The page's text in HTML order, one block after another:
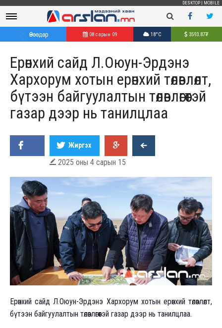
DESKTOP MOBILE
Өнөөдөр 08 сарын 09 18°C 3593.87₮
Ерөнхий сайд Л.Оюун-Эрдэнэ
Хархорум хотын ерөнхий төлөвлөлт,
бүтээн байгуулалтын төлөвлөгөөтэй
газар дээр нь танилцлаа
Жиргэх
 2025 оны 4 сарын 15
Ерөнхий сайд Л.Оюун-Эрдэнэ Хархорум хотын ерөнхий төлөвлөлт,
бүтээн байгуулалтын төлөвлөгөөтэй газар дээр нь танилцлаа.